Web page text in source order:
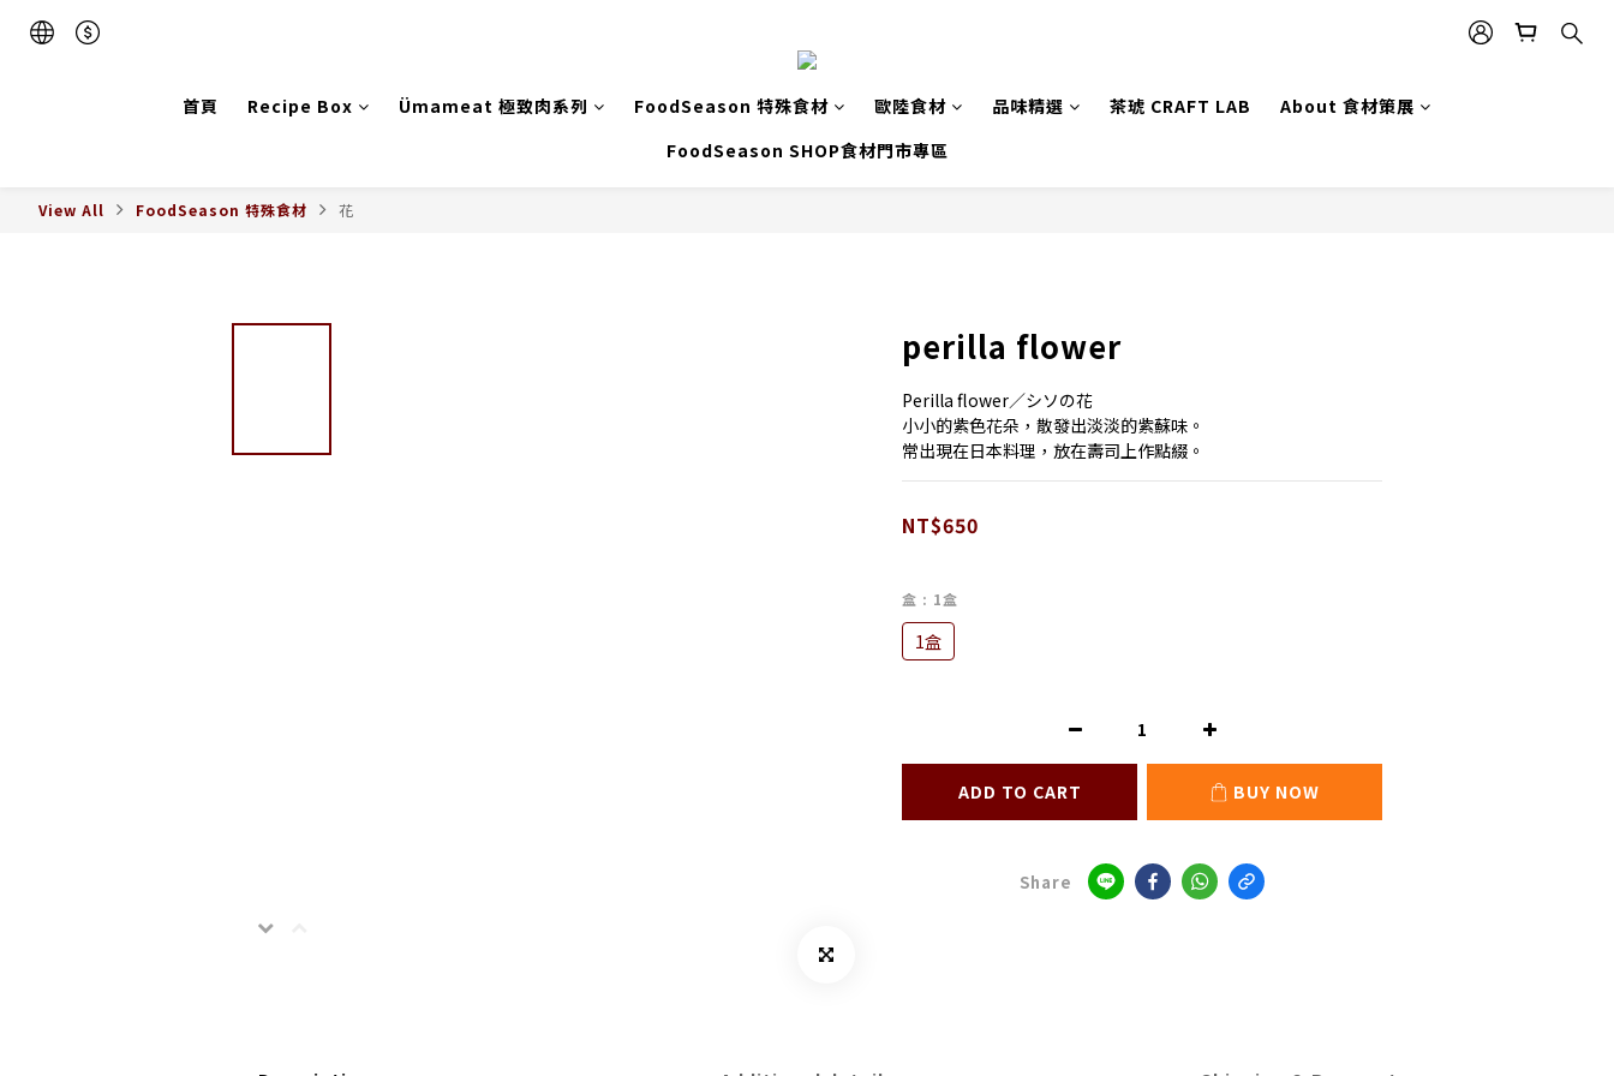
首頁 Recipe Box Ümameat 極致肉系列 FoodSeason 特殊食材 歐陸食材 品味精選 茶琥 CRAFT LAB
About 食材策展
FoodSeason SHOP食材門市專區
View All FoodSeason 特殊食材 花
perilla flower
Perilla flower／シソの花
小小的紫色花朵，散發出淡淡的紫蘇味。
常出現在日本料理，放在壽司上作點綴。
NT$650
盒 : 1盒
1盒
ADD TO CART BUY NOW
Share